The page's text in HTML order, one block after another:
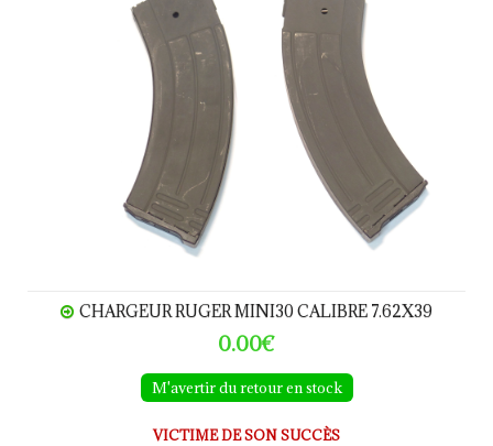
CHARGEUR RUGER MINI30 CALIBRE 7.62X39
0.00€
M'avertir du retour en stock
VICTIME DE SON SUCCÈS